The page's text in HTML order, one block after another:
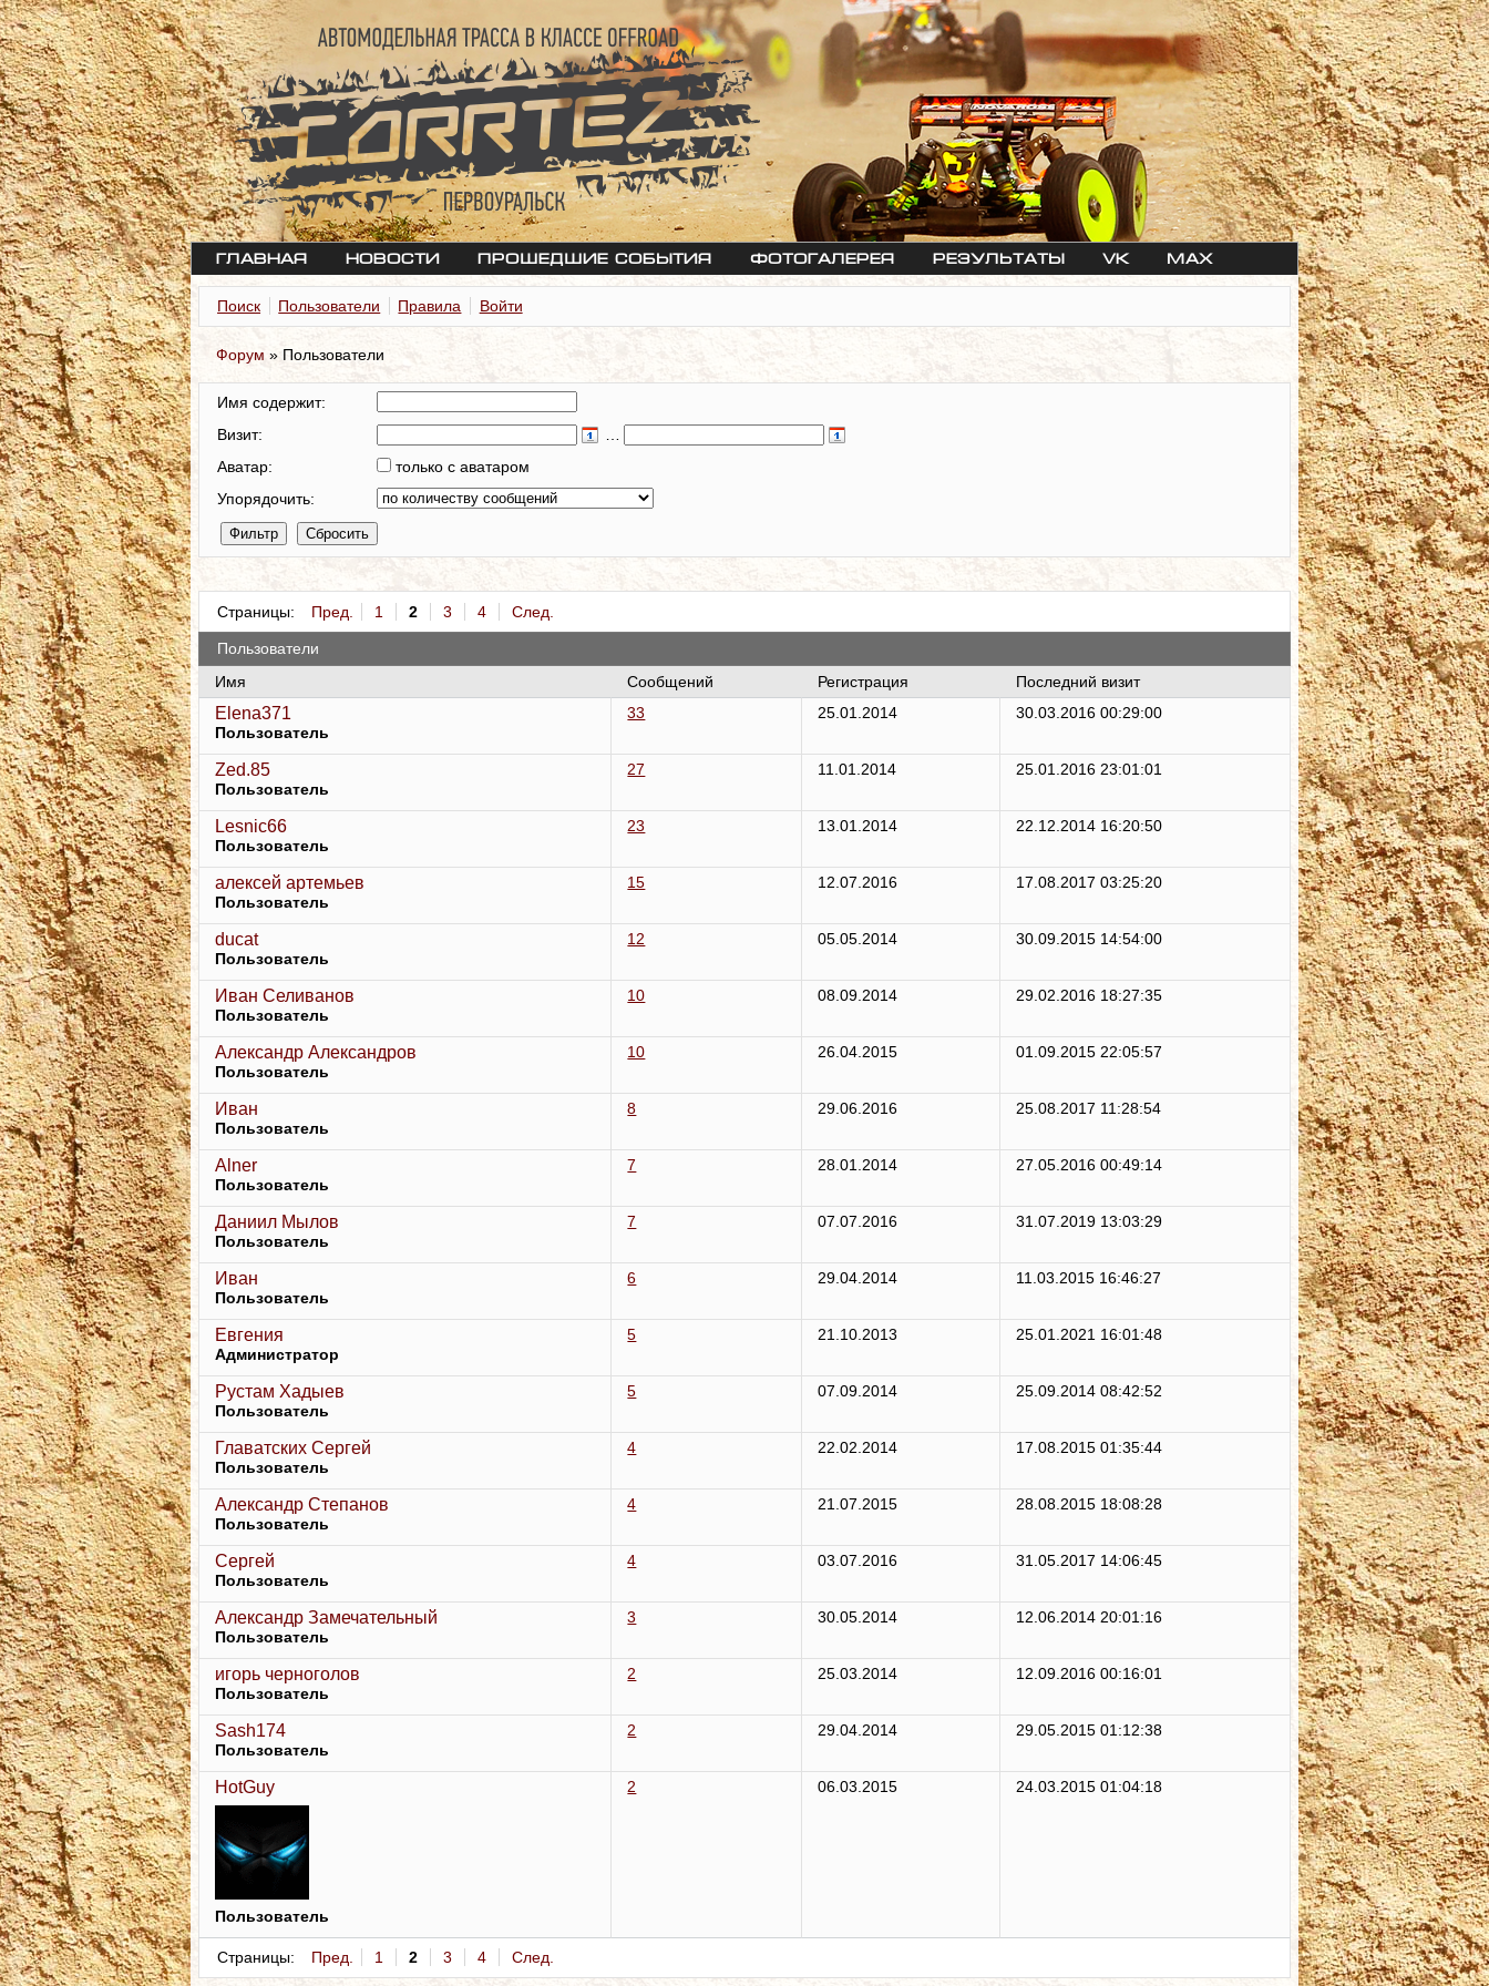
Главная Новости Прошедшие события Фотогалерея Результаты VK max
Поиск Пользователи Правила Войти
Форум » Пользователи
Имя содержит:
Визит:
Аватар:
только с аватаром
Упорядочить:
Страницы: Пред. 1 2 3 4 След.
Пользователи
Имя
Сообщений Регистрация Последний визит
Elena371
Пользователь
33 25.01.2014 30.03.2016 00:29:00
Zed.85
Пользователь
27 11.01.2014 25.01.2016 23:01:01
Lesnic66
Пользователь
23 13.01.2014 22.12.2014 16:20:50
алексей артемьев
Пользователь
15 12.07.2016 17.08.2017 03:25:20
ducat
Пользователь
12 05.05.2014 30.09.2015 14:54:00
Иван Селиванов
Пользователь
10 08.09.2014 29.02.2016 18:27:35
Александр Александров
Пользователь
10 26.04.2015 01.09.2015 22:05:57
Иван
Пользователь
8 29.06.2016 25.08.2017 11:28:54
Alner
Пользователь
7 28.01.2014 27.05.2016 00:49:14
Даниил Мылов
Пользователь
7 07.07.2016 31.07.2019 13:03:29
Иван
Пользователь
6 29.04.2014 11.03.2015 16:46:27
Евгения
Администратор
5 21.10.2013 25.01.2021 16:01:48
Рустам Хадыев
Пользователь
5 07.09.2014 25.09.2014 08:42:52
Главатских Сергей
Пользователь
4 22.02.2014 17.08.2015 01:35:44
Александр Степанов
Пользователь
4 21.07.2015 28.08.2015 18:08:28
Сергей
Пользователь
4 03.07.2016 31.05.2017 14:06:45
Александр Замечательный
Пользователь
3 30.05.2014 12.06.2014 20:01:16
игорь черноголов
Пользователь
2 25.03.2014 12.09.2016 00:16:01
Sash174
Пользователь
2 29.04.2014 29.05.2015 01:12:38
HotGuy
Пользователь
2 06.03.2015 24.03.2015 01:04:18
Страницы: Пред. 1 2 3 4 След.